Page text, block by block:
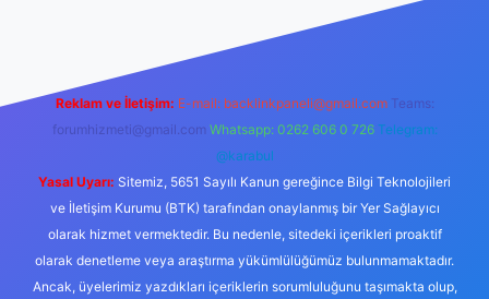
Reklam ve İletişim: E-mail: backlinkpaneli@gmail.com Teams:
forumhizmeti@gmail.com Whatsapp: 0262 606 0 726 Telegram:
@karabul
Yasal Uyarı: Sitemiz, 5651 Sayılı Kanun gereğince Bilgi Teknolojileri
ve İletişim Kurumu (BTK) tarafından onaylanmış bir Yer Sağlayıcı
olarak hizmet vermektedir. Bu nedenle, sitedeki içerikleri proaktif
olarak denetleme veya araştırma yükümlülüğümüz bulunmamaktadır.
Ancak, üyelerimiz yazdıkları içeriklerin sorumluluğunu taşımakta olup,